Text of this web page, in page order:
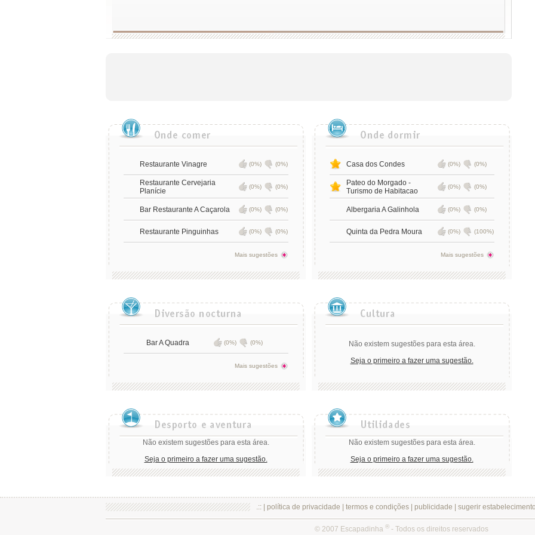
Restaurante Vinagre (0%) (0%)
Restaurante Cervejaria
Planície
(0%) (0%)
Bar Restaurante A Caçarola (0%) (0%)
Restaurante Pinguinhas (0%) (0%)
Mais sugestões
Casa dos Condes (0%) (0%)
Pateo do Morgado -
Turismo de Habitacao
(0%) (0%)
Albergaria A Galinhola (0%) (0%)
Quinta da Pedra Moura (0%) (100%)
Mais sugestões
Bar A Quadra (0%) (0%)
Mais sugestões
Não existem sugestões para esta área.
Seja o primeiro a fazer uma sugestão.
Não existem sugestões para esta área.
Seja o primeiro a fazer uma sugestão.
Não existem sugestões para esta área.
Seja o primeiro a fazer uma sugestão.
.:: | política de privacidade termos e condições| publicidade sugerir estabelecimento
© 2007 Escapadinha ®- Todos os direitos reservados